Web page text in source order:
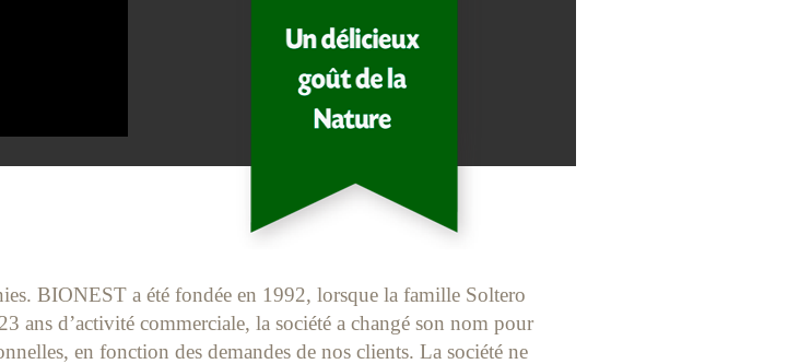
BIONEST a été fondée en 1992, lorsque la famille Soltero
ans d’activité commerciale, la société a changé son nom pour
en fonction des demandes de nos clients. La société ne